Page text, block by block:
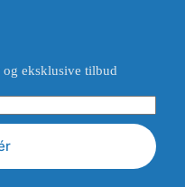
eksklusive tilbud